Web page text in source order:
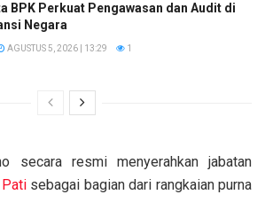
BPK Perkuat Pengawasan dan Audit di
Negara
AGUSTUS 5, 2026 | 13:29 1
secara resmi menyerahkan jabatan
Patisebagai bagian dari rangkaian purna